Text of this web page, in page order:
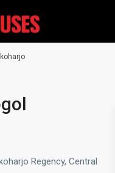
Regency, Central